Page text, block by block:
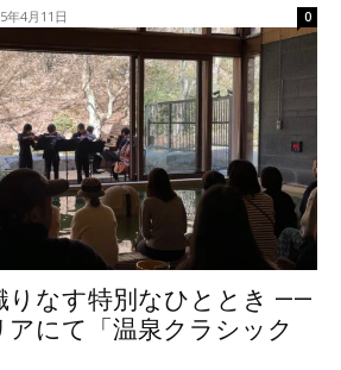
年4月11日 0
りなす特別なひととき ——
アにて「温泉クラシック